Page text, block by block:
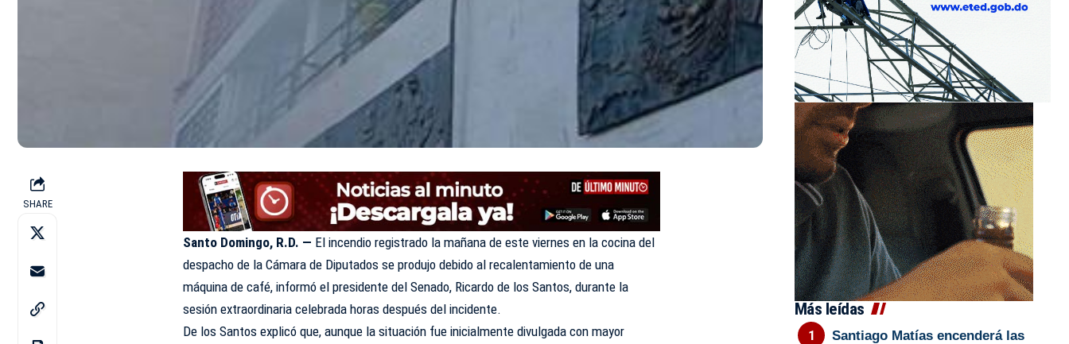
SHARE
Santo Domingo, R.D. — El incendio registrado la mañana de este viernes en la cocina del
despacho de laCámara de Diputadosse produjo debido al recalentamiento de una
máquina de café, informó el presidente del Senado, Ricardo de los Santos, durante la
sesión extraordinaria celebrada horas después del incidente.
De los Santos explicó que, aunque la situación fue inicialmente divulgada con mayor
Más leídas
Santiago Matías encenderá las